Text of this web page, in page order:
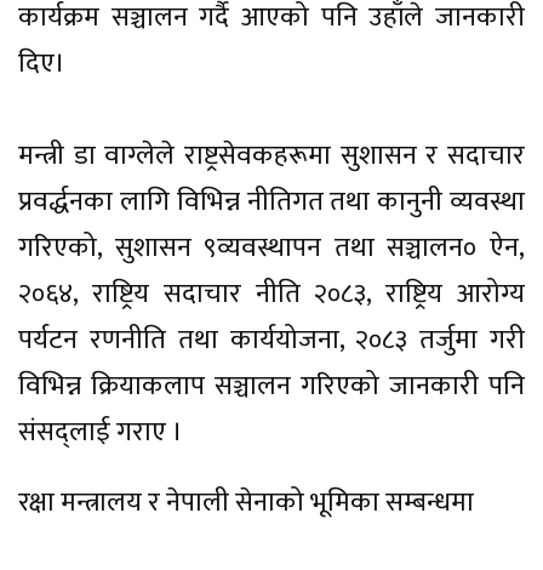
कार्यक्रम सञ्चालन गर्दै आएको पनि उहाँले जानकारी
दिए।
मन्त्री डा वाग्लेले राष्ट्रसेवकहरूमा सुशासन र सदाचार
प्रवर्द्धनका लागि विभिन्न नीतिगत तथा कानुनी व्यवस्था
गरिएको, सुशासन ९व्यवस्थापन तथा सञ्चालन० ऐन,
२०६४, राष्ट्रिय सदाचार नीति २०८३, राष्ट्रिय आरोग्य
पर्यटन रणनीति तथा कार्ययोजना, २०८३ तर्जुमा गरी
विभिन्न क्रियाकलाप सञ्चालन गरिएको जानकारी पनि
संसद्लाई गराए ।
रक्षा मन्त्रालय र नेपाली सेनाको भूमिका सम्बन्धमा